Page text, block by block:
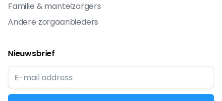
Familie & mantelzorgers
Andere zorgaanbieders
Nieuwsbrief